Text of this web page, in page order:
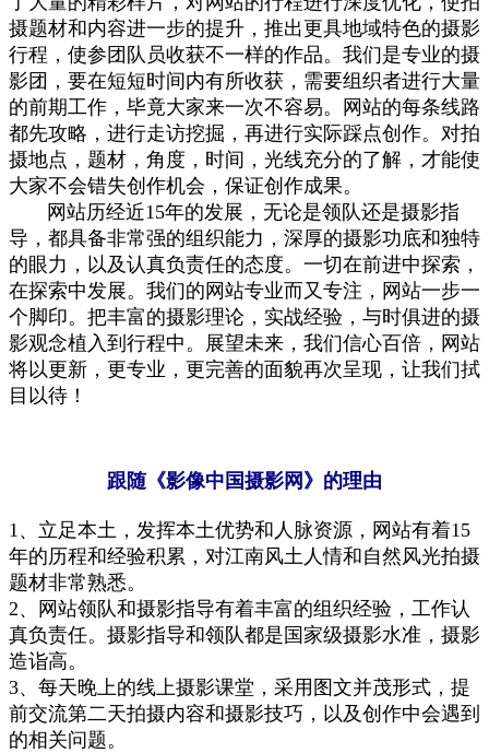
摄题材和内容进一步的提升，推出更具地域特色的摄影
行程，使参团队员收获不一样的作品。我们是专业的摄
影团，要在短短时间内有所收获，需要组织者进行大量
的前期工作，毕竟大家来一次不容易。网站的每条线路
都先攻略，进行走访挖掘，再进行实际踩点创作。对拍
摄地点，题材，角度，时间，光线充分的了解，才能使
大家不会错失创作机会，保证创作成果。
网站历经近15年的发展，无论是领队还是摄影指
导，都具备非常强的组织能力，深厚的摄影功底和独特
的眼力，以及认真负责任的态度。一切在前进中探索，
在探索中发展。我们的网站专业而又专注，网站一步一
个脚印。把丰富的摄影理论，实战经验，与时俱进的摄
影观念植入到行程中。展望未来，我们信心百倍，网站
将以更新，更专业，更完善的面貌再次呈现，让我们拭
目以待 ！
跟随《影像中国摄影网》的理由
1、 立足本土， 发挥本土优势和 人脉资源 ， 网站有着15
年的历程和经验积累 ，对江南风土人情和自然风光拍摄
题材非常熟悉。
2、 网站领队和摄影指导有着丰富的组织经验 ， 工作认
真负责任。 摄影指导和领队都是国家级摄影水准，摄影
造诣高。
3、 每天晚上的线上摄影课堂，采用图文并茂形式，提
前交流第二天拍摄内容和摄影技巧， 以及创作中会遇到
的相关问题。